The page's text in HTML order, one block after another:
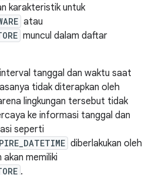
karakteristik untuk
atau
muncul dalam daftar
tanggal dan waktu saat
tidak diterapkan oleh
lingkungan tersebut tidak
ke informasi tanggal dan
seperti
diberlakukan oleh
memiliki
.